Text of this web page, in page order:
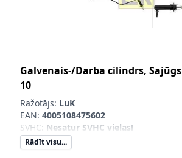
Galvenais-/Darba cilindrs, Sajūgs
10
Ražotājs: LuK
EAN: 4005108475602
SVHC: Nesatur SVHC vielas!
Rādīt visu...